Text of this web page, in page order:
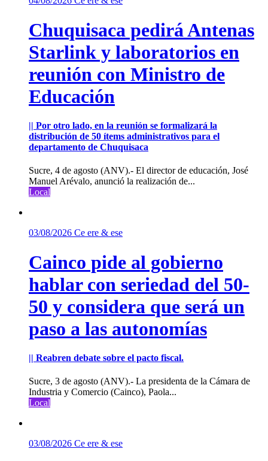
Chuquisaca pedirá Antenas
Starlink y laboratorios en
reunión con Ministro de
Educación
|| Por otro lado, en la reunión se formalizará la
distribución de 50 ítems administrativos para el
departamento de Chuquisaca
Sucre, 4 de agosto (ANV).- El director de educación, José
Manuel Arévalo, anunció la realización de...
Local
03/08/2026 Ce ere & ese
Cainco pide al gobierno
hablar con seriedad del 50-
50 y considera que será un
paso a las autonomías
|| Reabren debate sobre el pacto fiscal.
Sucre, 3 de agosto (ANV).- La presidenta de la Cámara de
Industria y Comercio (Cainco), Paola...
Local
03/08/2026 Ce ere & ese